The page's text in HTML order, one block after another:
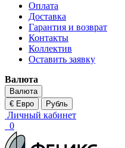
Оплата
Доставка
Гарантия и возврат
Контакты
Коллектив
Оставить заявку
Валюта
Валюта
€ Евро
Рубль
Личный кабинет
0